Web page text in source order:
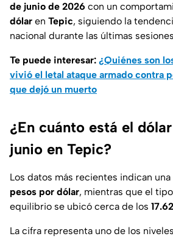
de junio de 2026 con un
dólar en Tepic, siguiendo la
nacional durante las últimas
Te puede interesar: ¿Quiénes son
vivió el letal ataque armado contra
que dejó un muerto
¿En cuánto está el
junio en Tepic?
Los datos más recientes indican
pesos por dólar, mientras que el
equilibrio se ubicó cerca de los
La cifra representa uno de los